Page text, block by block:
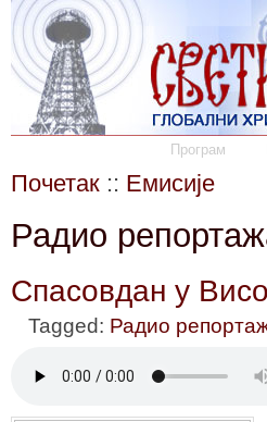
Програм
Почетак :: Емисије
Радио
Спасовдан у
Tagged: Радио